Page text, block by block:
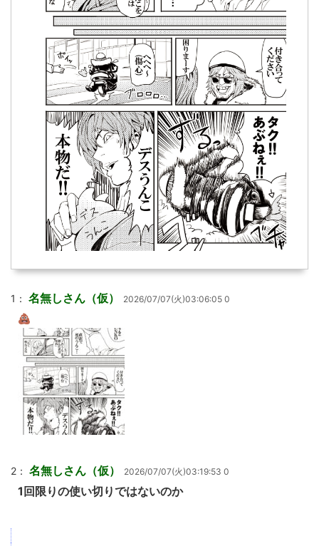
1： 名無しさん（仮） 2026/07/07(火)03:06:05 0
2： 名無しさん（仮） 2026/07/07(火)03:19:53 0
1回限りの使い切りではないのか